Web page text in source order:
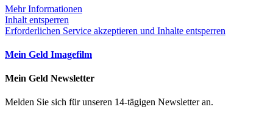
Mehr Informationen
Inhalt entsperren
Erforderlichen Service akzeptieren und Inhalte entsperren
Mein Geld Imagefilm
Mein Geld Newsletter
Melden Sie sich für unseren 14-tägigen Newsletter an.